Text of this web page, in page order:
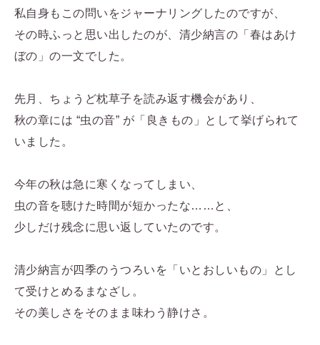
私自身もこの問いをジャーナリングしたのですが、
その時ふっと思い出したのが、清少納言の「春はあけ
ぼの」の一文でした。
先月、ちょうど枕草子を読み返す機会があり、
秋の章には “虫の音” が「良きもの」として挙げられて
いました。
今年の秋は急に寒くなってしまい、
虫の音を聴けた時間が短かったな……と、
少しだけ残念に思い返していたのです。
清少納言が四季のうつろいを「いとおしいもの」とし
て受けとめるまなざし。
その美しさをそのまま味わう静けさ。